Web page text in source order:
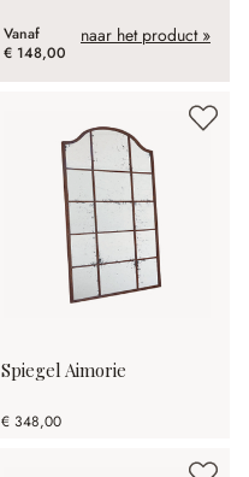
Vanaf
€ 148,00
naar het product »
Spiegel Aimorie
€ 348,00